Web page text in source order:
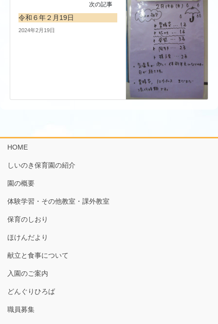
次の記事
令和６年２月19日
2024年2月19日
HOME
しいのき保育園の紹介
園の概要
体験学習・その他教室・課外教室
保育のしおり
ほけんだより
献立と食事について
入園のご案内
どんぐりひろば
職員募集